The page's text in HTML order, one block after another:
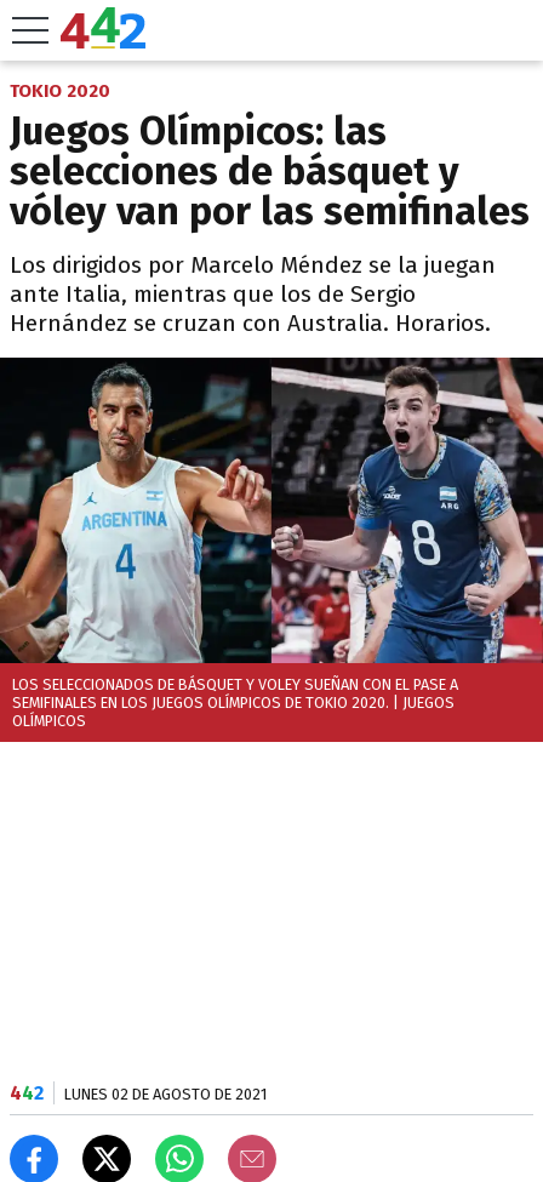
TOKIO 2020
Juegos Olímpicos: las
selecciones de básquet y
vóley van por las semifinales
Los dirigidos por Marcelo Méndez se la juegan
ante Italia, mientras que los de Sergio
Hernández se cruzan con Australia. Horarios.
LOS SELECCIONADOS DE BÁSQUET Y VOLEY SUEÑAN CON EL PASE A
SEMIFINALES EN LOS JUEGOS OLÍMPICOS DE TOKIO 2020.
| JUEGOS
OLÍMPICOS
442 LUNES 02 DE AGOSTO DE 2021